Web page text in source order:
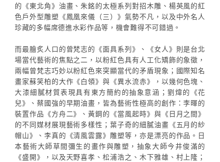
的《東北角》油畫、朱銘的太極系列對招木雕、楊英風的紅
色戶外型雕塑《鳳凰來儀（三）》氣勢不凡，以及中外名人
珍藏的多幅席德進水彩作品等，機會難得不可錯過。
而最膾炙人口的曾梵志的《面具系列》、《女人》則是台北
場當代藝術的焦點之二，以粉紅色具有人工化矯飾的象徵，
兩幅曾梵志巧妙以粉紅色來突顯當代的矛盾現象；國際知名
畫家蘇笑柏的大作《白領》與《異水流赤》，以幾何色塊、
大漆細膩材質表現具有東方簡約的抽象意涵；劉煒的《花
兒》、蔡國強的早期油畫，皆為藝術性極高的創作：李暉的
裝置作品《方舟二》、黃鋼的《當風起時》與《日月之間》
的不同媒材展現藝術多樣性；葉子奇的細膩油畫《五月的紗
帽山》、李真的《清風雲露》雕塑等，亦是漂亮的作品。日
本藝術大師草間彌生的畫作與雕塑，抽象大師今井俊滿的
《盛開》，以及天野喜孝、松浦浩之、木下雅雄、村上隆；